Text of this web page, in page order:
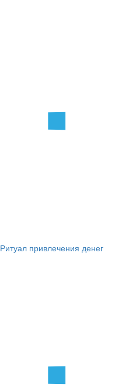
Ритуал привлечения денег